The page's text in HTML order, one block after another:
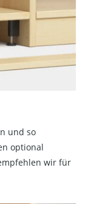
und so
optional
wir für